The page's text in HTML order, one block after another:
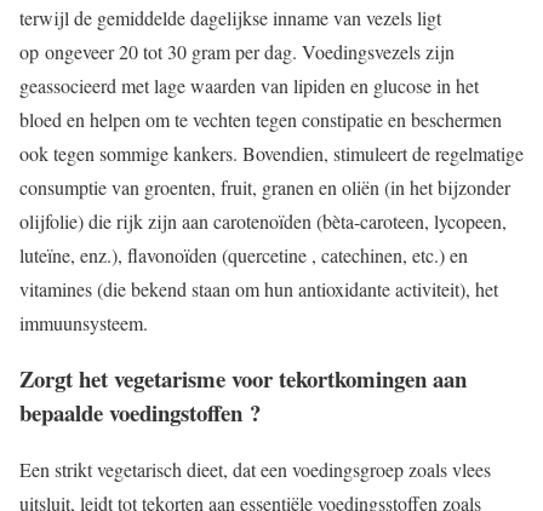
terwijl de gemiddelde dagelijkse inname van vezels ligt
op ongeveer 20 tot 30 gram per dag. Voedingsvezels zijn
geassocieerd met lage waarden van lipiden en glucose in het
bloed en helpen om te vechten tegen constipatie en beschermen
ook tegen sommige kankers. Bovendien, stimuleert de regelmatige
consumptie van groenten, fruit, granen en oliën (in het bijzonder
olijfolie) die rijk zijn aan carotenoïden (bèta-caroteen, lycopeen,
luteïne, enz.), flavonoïden (quercetine , catechinen, etc.) en
vitamines (die bekend staan om hun antioxidante activiteit), het
immuunsysteem.
Zorgt het vegetarisme voor tekortkomingen aan
bepaalde voedingstoffen ?
Een strikt vegetarisch dieet, dat een voedingsgroep zoals vlees
uitsluit, leidt tot tekorten aan essentiële voedingsstoffen zoals